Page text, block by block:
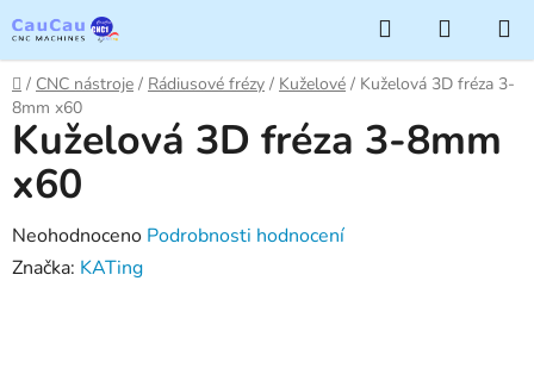
na
obsah
Hledat
KOŠÍK
Domů
/ CNC nástroje / Rádiusové frézy / Kuželové / Kuželová 3D fréza 3-
8mm x60
Kuželová 3D fréza 3-8mm
x60
Průměrné
hodnocení
Neohodnoceno Podrobnosti hodnocení
Značka: KATing